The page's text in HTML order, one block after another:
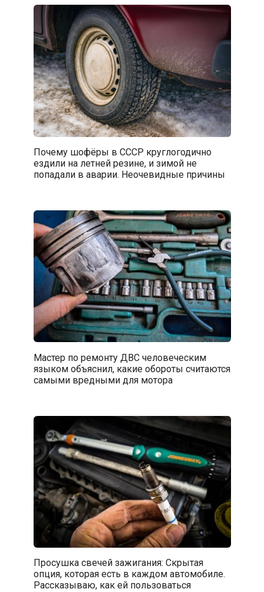
Почему шофёры в СССР круглогодично
ездили на летней резине, и зимой не
попадали в аварии. Неочевидные причины
Мастер по ремонту ДВС человеческим
языком объяснил, какие обороты считаются
самыми вредными для мотора
Просушка свечей зажигания: Скрытая
опция, которая есть в каждом автомобиле.
Рассказываю, как ей пользоваться